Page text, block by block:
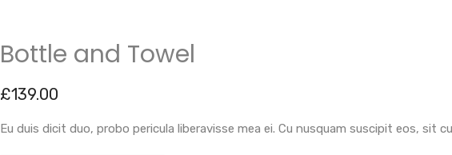
Bottle and Towel
£139.00
Eu duis dicit duo, probo pericula liberavisse mea ei. Cu nusquam suscipit eos, sit